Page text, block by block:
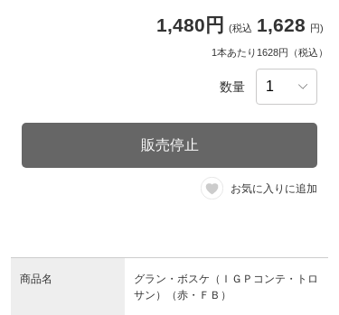
1,480円 (税込 1,628 円)
1本あたり1628円（税込）
数量
販売停止
お気に入りに追加
商品名
グラン・ボスケ（ＩＧＰコンテ・トロ
サン）（赤・ＦＢ）